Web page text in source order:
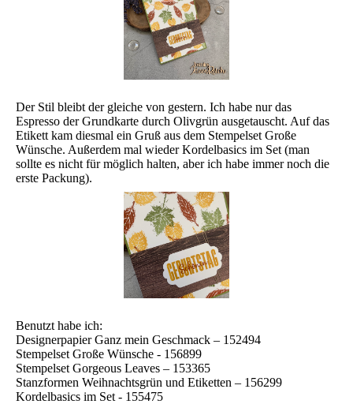
Der Stil bleibt der gleiche von gestern. Ich habe nur das
Espresso der Grundkarte durch Olivgrün ausgetauscht. Auf das
Etikett kam diesmal ein Gruß aus dem Stempelset Große
Wünsche. Außerdem mal wieder Kordelbasics im Set (man
sollte es nicht für möglich halten, aber ich habe immer noch die
erste Packung).
Benutzt habe ich:
Designerpapier Ganz mein Geschmack – 152494
Stempelset Große Wünsche - 156899
Stempelset Gorgeous Leaves – 153365
Stanzformen Weihnachtsgrün und Etiketten – 156299
Kordelbasics im Set - 155475